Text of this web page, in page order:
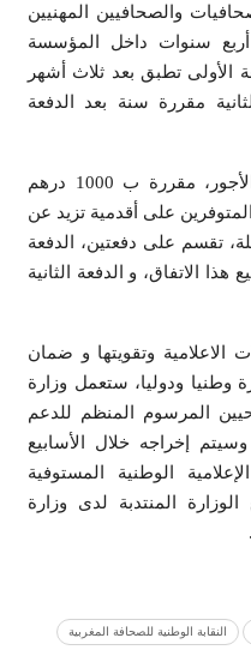
والصحافيين المهنيين
أربع سنوات داخل المؤسسة
الأولى تطبق بعد ثلاث أشهر
مقررة سنة بعد الدفعة
كما تقرر زيادة عامة صافية في الأجور، مقررة ب 1000 درهم
على أقدمية تزيد عن
تقسم على دفعتين، الدفعة
الاتفاق، و الدفعة الثانية
الاعلامية وتقويتها و ضمان
وطنيا ودوليا، ستعمل وزارة
المرسوم المنظم للدعم
إخراجه خلال الأسابيع
الوطنية المستوفية
المنتدبة لدى وزارة
النقابة الوطنية للصحافة المغربية